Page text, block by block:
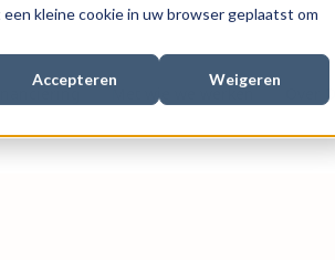
kleine cookie in uw browser geplaatst om
Accepteren Weigeren
Met wie we werken Over